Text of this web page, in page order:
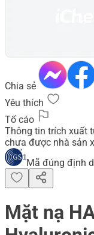
Chia sẻ
Yêu thích
Tố cáo
Thông tin trích xuất
chưa được nhà sản
Mã đúng định
Mặt nạ